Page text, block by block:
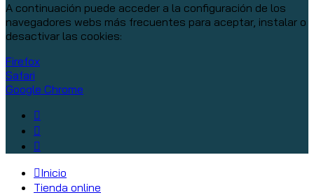
A continuación puede acceder a la configuración de los
navegadores webs más frecuentes para aceptar, instalar o
desactivar las cookies:
Firefox
Safari
Google Chrome
Inicio
Tienda online